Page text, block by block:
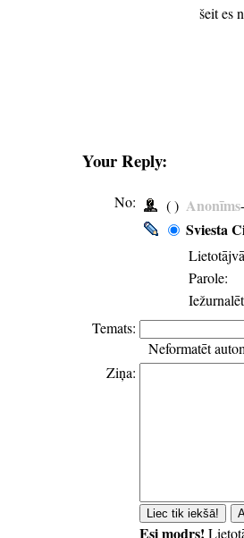
šeit es
Your Reply:
No: ( ) Anonīms
Sviesta
Parole:
Temats:
Neformatēt
Ziņa:
Esi modrs!